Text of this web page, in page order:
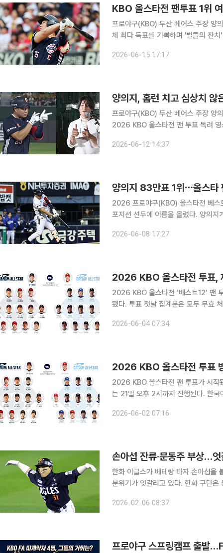
KBO 올스타전 팬투표 1위
프로야구(KBO) 두산 베어스 주장 양
체 최다 득표를 기록하며 '별들의 잔치' 출전을 눈앞에 뒀다.
해 전체 후보 가운데 가장 많은 표를
2026-06-15 17:17
양의지, 홈런 치고 심상치
프로야구(KBO) 두산 베어스 주장 양
2026 KBO 올스타전 팬 투표 독려 영상으로 제작된
날 지명타자로 선발 출전한 양의지는
2026-06-12 14:37
양의지 83만표 1위⋯올스타
2026 프로야구(KBO) 올스타전 베스
포지션 선두에 이름을 올렸다. 양의
타전 베스트12 팬 투표 1차 중간 집계
2026-06-08 17:27
2026 KBO 올스타전 투표,
2026 KBO 올스타전 ‘베스트12’ 팬
됐다. 투표 첫날 집계분은 모두 무효
포지션이 뒤바뀌면서 발생했다. KBO
2026-06-04 07:34
2026 KBO 올스타전 투표
2026 KBO 올스타전 팬 투표가 시작
는 21일 오후 2시까지 진행된다. 한국야구위원회(KBO)에 따르면 올해 올스타전 후보는 10개 구단
으로 나뉘어 각각 1명씩 포함됐다. 구
2026-06-02 07:16
손아섭 잔류·문동주 부상…
한화 이글스가 베테랑 타자 손아섭을
분위기가 엇갈리고 있다. 한화 구단은 5일 자유계약선수(FA) 손아섭과 계약기간 1년, 총액 1억원에
2026-02-06 08:37
프로야구 스프링캠프 출발